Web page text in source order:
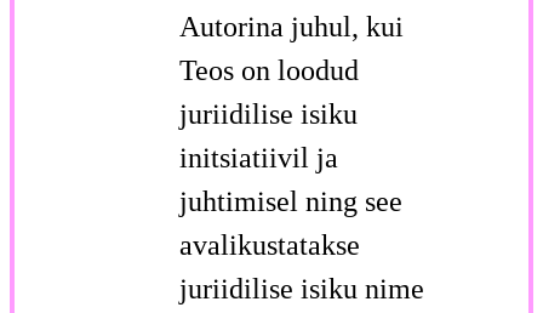
Autorina juhul, kui
Teos on loodud
juriidilise isiku
initsiatiivil ja
juhtimisel ning see
avalikustatakse
juriidilise isiku nime